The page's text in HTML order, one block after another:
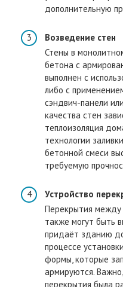
дополнительную
Возведение стен
Стены в
бетона с
выполнен с
либо с
сэндвич-панели
качества стен
теплоизоляция
технологии
бетонной смеси
требуемую
Устройство
Перекрытия
также могут быть
придаёт зданию
процессе
формы, которые
армируются.
перекрытия была